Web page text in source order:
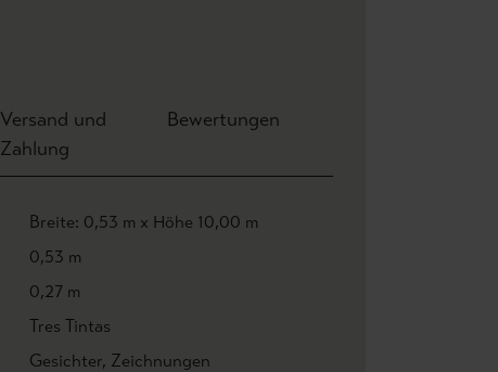
Versand und
Zahlung
Bewertungen
Breite: 0,53 m x Höhe 10,00 m
0,53 m
0,27 m
Tres Tintas
Gesichter, Zeichnungen